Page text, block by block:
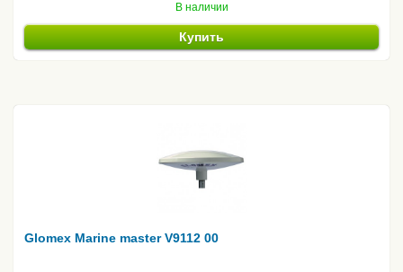
В наличии
Купить
Glomex Marine master V9112 00